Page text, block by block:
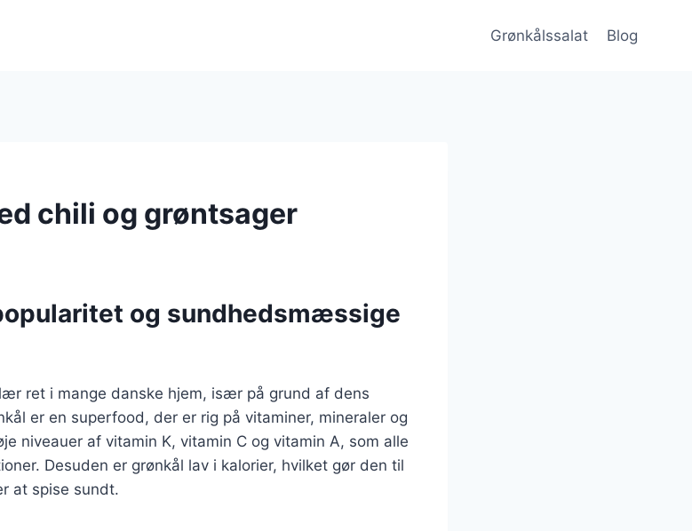
Grønkålssalat Blog
chili og grøntsager
og sundhedsmæssige
ret i mange danske hjem, især på grund af dens
er en superfood, der er rig på vitaminer, mineraler og
niveauer af vitamin K, vitamin C og vitamin A, som alle
Desuden er grønkål lav i kalorier, hvilket gør den til
at spise sundt.